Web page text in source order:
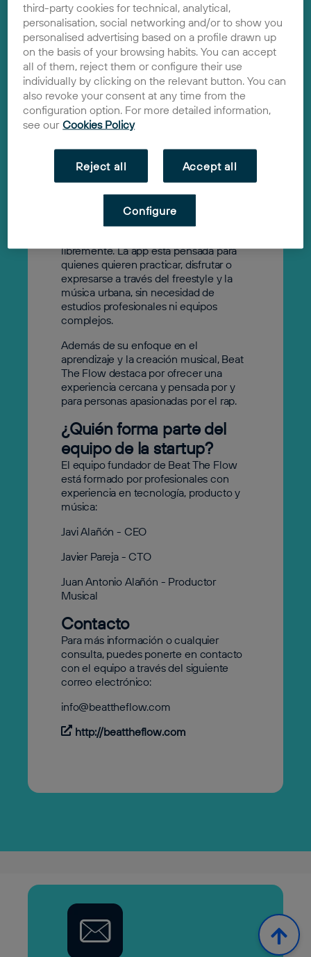
Beat The Flow
2024
Solución
Beat The Flowes unaAppGame
diseñada para aprender a rapear y
hacer freestyle de forma divertida y
mejorar tus habilidades para improvisar,
disfrutar del rap con tus amigos o
simplemente dejarte llevar por la
creatividad. Beat The Flow también
permite producir tus propios temas a
partir de uncatálogo de bases y
libremente. La app está pensada para
quienes quieren practicar, disfrutar o
expresarse a través del freestyle y la
música urbana, sin necesidad de
estudios profesionales ni equipos
complejos.
Además de su enfoque en el
aprendizaje y la creación musical, Beat
The Flow destaca por ofrecer una
experiencia cercana y pensada por y
para personas apasionadas por el rap.
¿Quién forma parte del
equipo de la startup?
El equipo fundador de Beat The Flow
está formado por profesionales con
experiencia en tecnología, producto y
música:
Javi Alañón - CEO
Javier Pareja - CTO
Juan Antonio Alañón - Productor
Musical
Contacto
Para más información o cualquier
consulta, puedes ponerte en contacto
con el equipo a través del siguiente
correo electrónico:
info@beattheflow.com
http://beattheflow.com
third-party cookies for technical, analytical,
personalisation, social networking and/or to show you
personalised advertising based on a profile drawn up
on the basis of your browsing habits. You can accept
all of them, reject them or configure their use
individually by clicking on the relevant button. You can
also revoke your consent at any time from the
configuration option. For more detailed information,
see our Cookies Policy
Reject all Accept all
Configure